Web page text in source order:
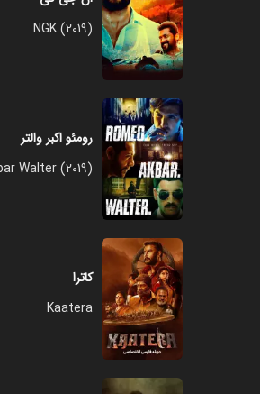
NGK (2019)
رومئو اکبر والتر
Walter (2019)
کاترا
Kaatera